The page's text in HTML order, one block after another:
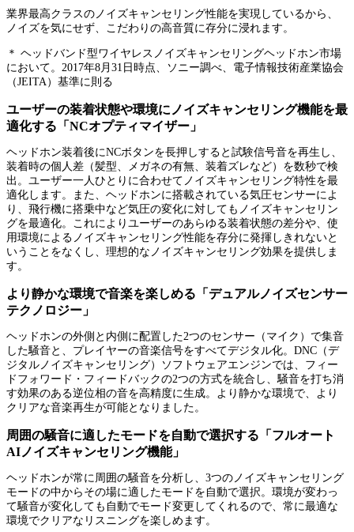
業界最高クラスのノイズキャンセリング性能を実現しているから、
ノイズを気にせず、こだわりの高音質に存分に浸れます。
＊ ヘッドバンド型ワイヤレスノイズキャンセリングヘッドホン市場
において。2017年8月31日時点、ソニー調べ、電子情報技術産業協会
（JEITA）基準に則る
ユーザーの装着状態や環境にノイズキャンセリング機能を最
適化する「NCオプティマイザー」
ヘッドホン装着後にNCボタンを長押しすると試験信号音を再生し、
装着時の個人差（髪型、メガネの有無、装着ズレなど）を数秒で検
出。ユーザー一人ひとりに合わせてノイズキャンセリング特性を最
適化します。また、ヘッドホンに搭載されている気圧センサーによ
り、飛行機に搭乗中など気圧の変化に対してもノイズキャンセリン
グを最適化。これによりユーザーのあらゆる装着状態の差分や、使
用環境によるノイズキャンセリング性能を存分に発揮しきれないと
いうことをなくし、理想的なノイズキャンセリング効果を提供しま
す。
より静かな環境で音楽を楽しめる「デュアルノイズセンサー
テクノロジー」
ヘッドホンの外側と内側に配置した2つのセンサー（マイク）で集音
した騒音と、プレイヤーの音楽信号をすべてデジタル化。DNC（デ
ジタルノイズキャンセリング）ソフトウェアエンジンでは、フィー
ドフォワード・フィードバックの2つの方式を統合し、騒音を打ち消
す効果のある逆位相の音を高精度に生成。より静かな環境で、より
クリアな音楽再生が可能となりました。
周囲の騒音に適したモードを自動で選択する「フルオート
AIノイズキャンセリング機能」
ヘッドホンが常に周囲の騒音を分析し、3つのノイズキャンセリング
モードの中からその場に適したモードを自動で選択。環境が変わっ
て騒音が変化しても自動でモード変更してくれるので、常に最適な
環境でクリアなリスニングを楽しめます。